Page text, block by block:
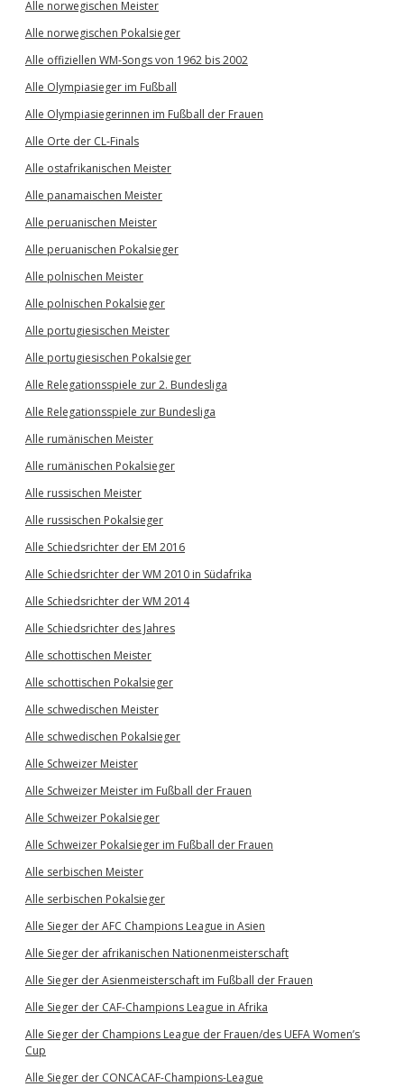
Alle norwegischen Meister
Alle norwegischen Pokalsieger
Alle offiziellen WM-Songs von 1962 bis 2002
Alle Olympiasieger im Fußball
Alle Olympiasiegerinnen im Fußball der Frauen
Alle Orte der CL-Finals
Alle ostafrikanischen Meister
Alle panamaischen Meister
Alle peruanischen Meister
Alle peruanischen Pokalsieger
Alle polnischen Meister
Alle polnischen Pokalsieger
Alle portugiesischen Meister
Alle portugiesischen Pokalsieger
Alle Relegationsspiele zur 2. Bundesliga
Alle Relegationsspiele zur Bundesliga
Alle rumänischen Meister
Alle rumänischen Pokalsieger
Alle russischen Meister
Alle russischen Pokalsieger
Alle Schiedsrichter der EM 2016
Alle Schiedsrichter der WM 2010 in Südafrika
Alle Schiedsrichter der WM 2014
Alle Schiedsrichter des Jahres
Alle schottischen Meister
Alle schottischen Pokalsieger
Alle schwedischen Meister
Alle schwedischen Pokalsieger
Alle Schweizer Meister
Alle Schweizer Meister im Fußball der Frauen
Alle Schweizer Pokalsieger
Alle Schweizer Pokalsieger im Fußball der Frauen
Alle serbischen Meister
Alle serbischen Pokalsieger
Alle Sieger der AFC Champions League in Asien
Alle Sieger der afrikanischen Nationenmeisterschaft
Alle Sieger der Asienmeisterschaft im Fußball der Frauen
Alle Sieger der CAF-Champions League in Afrika
Alle Sieger der Champions League der Frauen/des UEFA Women’s
Cup
Alle Sieger der CONCACAF-Champions-League